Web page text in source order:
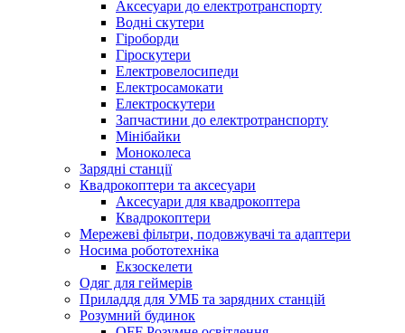
Аксесуари до електротранспорту
Водні скутери
Гіроборди
Гіроскутери
Електровелосипеди
Електросамокати
Електроскутери
Запчастини до електротранспорту
Мінібайки
Моноколеса
Зарядні станції
Квадрокоптери та аксесуари
Аксесуари для квадрокоптера
Квадрокоптери
Мережеві фільтри, подовжувачі та адаптери
Носима робототехніка
Екзоскелети
Одяг для геймерів
Приладдя для УМБ та зарядних станцій
Розумний будинок